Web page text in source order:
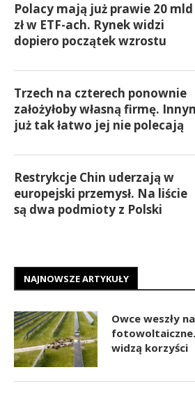
Polacy mają już prawie 20 mld
zł w ETF-ach. Rynek widzi
dopiero początek wzrostu
Trzech na czterech ponownie
założyłoby własną firmę.
już tak łatwo jej nie polecają
Restrykcje Chin uderzają w
europejski przemysł. Na liście
są dwa podmioty z Polski
NAJNOWSZE ARTYKUŁY
Owce weszły
widzą korzyści